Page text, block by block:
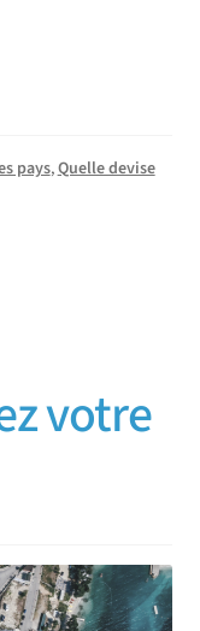
pays,Quelle devise
votre